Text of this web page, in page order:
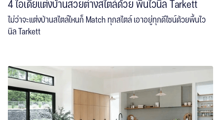
4 ไอเดียแต่งบ้านสวยต่างสไตล์ด้วย พื้นไวนิล Tarkett
ไม่ว่าจะแต่งบ้านสไตล์ไหนก็ Match ทุกสไตล์ เอาอยู่ทุกดีไซน์ด้วยพื้นไว
นิล Tarkett